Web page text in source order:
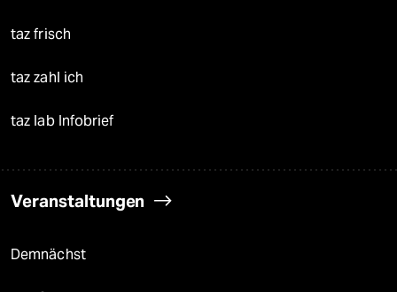
taz frisch
taz zahl ich
taz lab Infobrief
Veranstaltungen
Demnächst